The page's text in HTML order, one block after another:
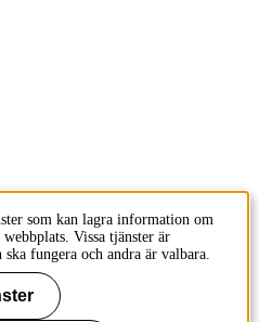
som kan lagra information om
Vissa tjänster är
fungera och andra är valbara.